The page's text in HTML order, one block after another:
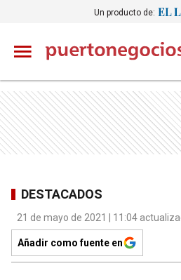
Un producto de:
DESTACADOS
21 de mayo de 2021 | 11:04
Añadir como fuente en